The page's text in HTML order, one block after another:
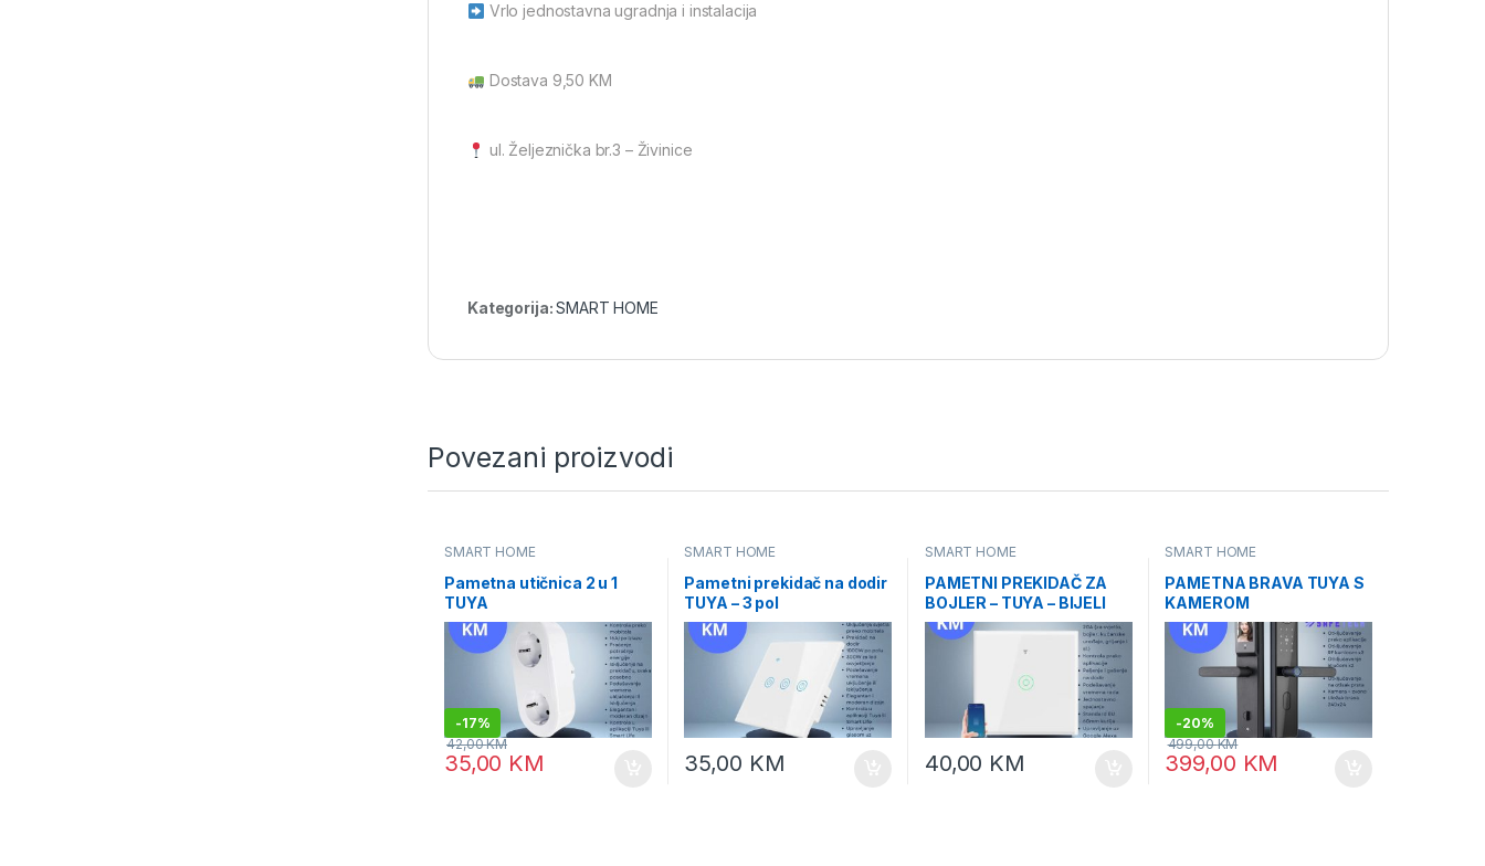
Vrlo jednostavna ugradnja i instalacija
Dostava 9,50 KM
ul. Željeznička br.3 – Živinice
Kategorija:SMART HOME
Povezani proizvodi
SMART HOME
Pametna utičnica 2 u 1
TUYA
-17%
35,00 KM
42,00KM
SMART HOME
Pametni prekidač na dodir
TUYA – 3 pol
35,00 KM
SMART HOME
PAMETNI PREKIDAČ ZA
BOJLER – TUYA – BIJELI
40,00 KM
SMART HOME
PAMETNA BRAVA TUYA S
KAMEROM
-20%
399,00 KM
499,00KM